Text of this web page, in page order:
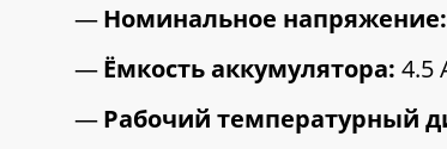
Номинальное напряжение:
Ёмкость аккумулятора: 4.5
Рабочий температурный